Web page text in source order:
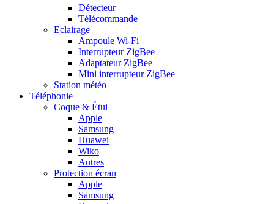
Détecteur
Télécommande
Eclairage
Ampoule Wi-Fi
Interrupteur ZigBee
Adaptateur ZigBee
Mini interrupteur ZigBee
Station météo
Téléphonie
Coque & Étui
Apple
Samsung
Huawei
Wiko
Autres
Protection écran
Apple
Samsung